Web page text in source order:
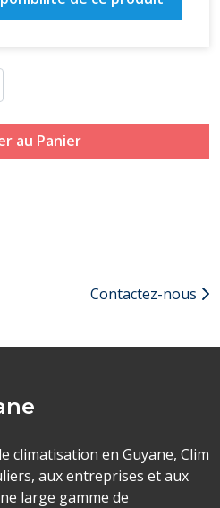
au Panier
Contactez-nous
climatisation en Guyane, Clim
aux entreprises et aux
large gamme de